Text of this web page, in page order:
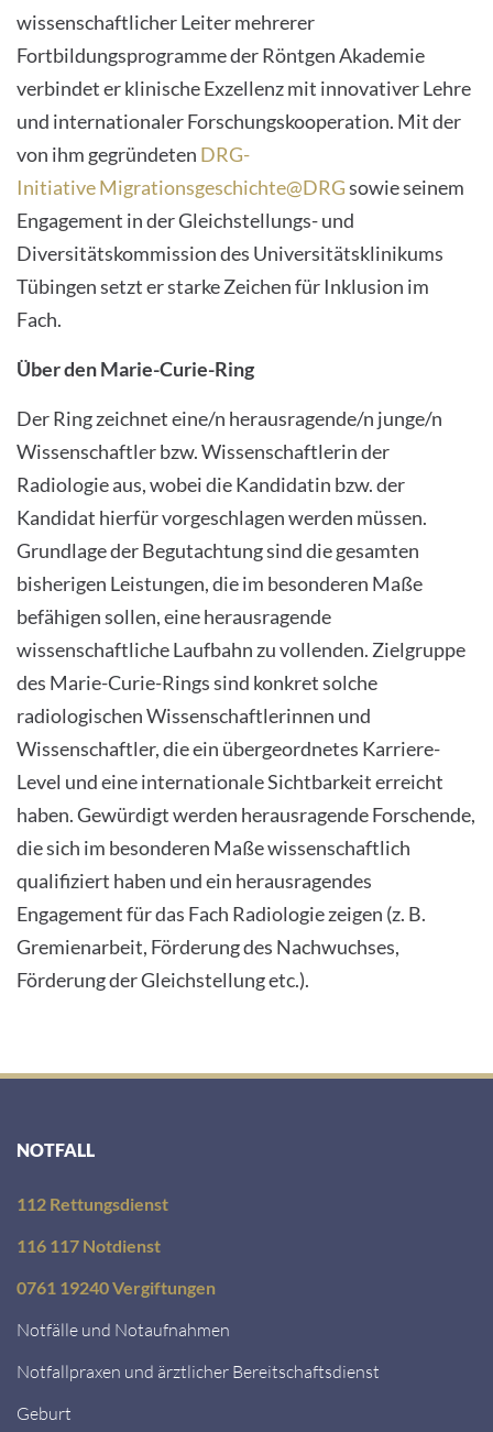
wissenschaftlicher Leiter mehrerer
Fortbildungsprogramme der Röntgen Akademie
verbindet er klinische Exzellenz mit innovativer Lehre
und internationaler Forschungskooperation. Mit der
von ihm gegründeten DRG-
Initiative Migrationsgeschichte@DRGsowie seinem
Engagement in der Gleichstellungs- und
Diversitätskommission des Universitätsklinikums
Tübingen setzt er starke Zeichen für Inklusion im
Fach.
Über den Marie-Curie-Ring
Der Ring zeichnet eine/n herausragende/n junge/n
Wissenschaftler bzw. Wissenschaftlerin der
Radiologie aus, wobei die Kandidatin bzw. der
Kandidat hierfür vorgeschlagen werden müssen.
Grundlage der Begutachtung sind die gesamten
bisherigen Leistungen, die im besonderen Maße
befähigen sollen, eine herausragende
wissenschaftliche Laufbahn zu vollenden. Zielgruppe
des Marie-Curie-Rings sind konkret solche
radiologischen Wissenschaftlerinnen und
Wissenschaftler, die ein übergeordnetes Karriere-
Level und eine internationale Sichtbarkeit erreicht
haben. Gewürdigt werden herausragende Forschende,
die sich im besonderen Maße wissenschaftlich
qualifiziert haben und ein herausragendes
Engagement für das Fach Radiologie zeigen (z. B.
Gremienarbeit, Förderung des Nachwuchses,
Förderung der Gleichstellung etc.).
NOTFALL
112 Rettungsdienst
116 117 Notdienst
0761 19240 Vergiftungen
Notfälle und Notaufnahmen
Notfallpraxen und ärztlicher Bereitschaftsdienst
Geburt